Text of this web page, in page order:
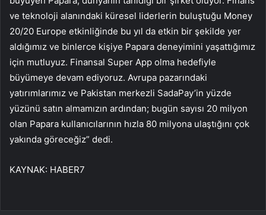
ve teknoloji alanındaki küresel liderlerin buluştuğu Money
20/20 Europe etkinliğinde bu yıl da etkin bir şekilde yer
aldığımız ve binlerce kişiye Papara deneyimini yaşattığımız
için mutluyuz. Finansal Super App olma hedefiyle
büyümeye devam ediyoruz. Avrupa pazarındaki
yatırımlarımız ve Pakistan merkezli SadaPay’in yüzde
yüzünü satın almamızın ardından; bugün sayısı 20 milyon
olan Papara kullanıcılarının hızla 80 milyona ulaştığını çok
yakında göreceğiz” dedi.
KAYNAK: HABER7